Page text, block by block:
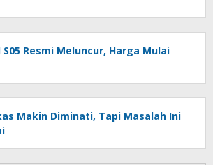
Resmi Meluncur, Harga Mulai
Makin Diminati, Tapi Masalah Ini